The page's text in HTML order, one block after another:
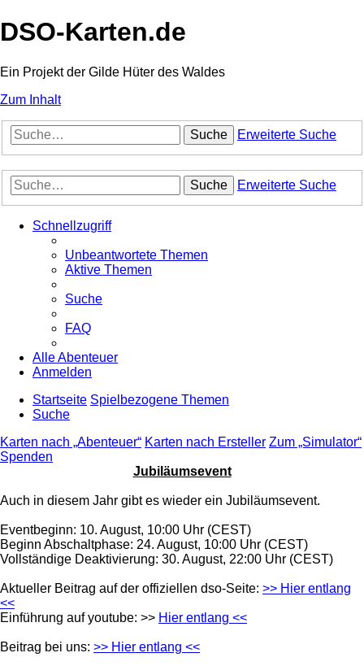
DSO-Karten.de
Ein Projekt der Gilde Hüter des Waldes
Zum Inhalt
Suche Erweiterte Suche
Suche Erweiterte Suche
Schnellzugriff
Unbeantwortete Themen
Aktive Themen
Suche
FAQ
Alle Abenteuer
Anmelden
Startseite Spielbezogene Themen
Suche
Karten nach „Abenteuer“ Karten nach Ersteller Zum „Simulator“
Spenden
Jubiläumsevent
Auch in diesem Jahr gibt es wieder ein Jubiläumsevent.
Eventbeginn: 10. August, 10:00 Uhr (CEST)
Beginn Abschaltphase: 24. August, 10:00 Uhr (CEST)
Vollständige Deaktivierung: 30. August, 22:00 Uhr (CEST)
Aktueller Beitrag auf der offiziellen dso-Seite: >> Hier entlang
<<
Einführung auf youtube: >> Hier entlang <<
Beitrag bei uns: >> Hier entlang <<